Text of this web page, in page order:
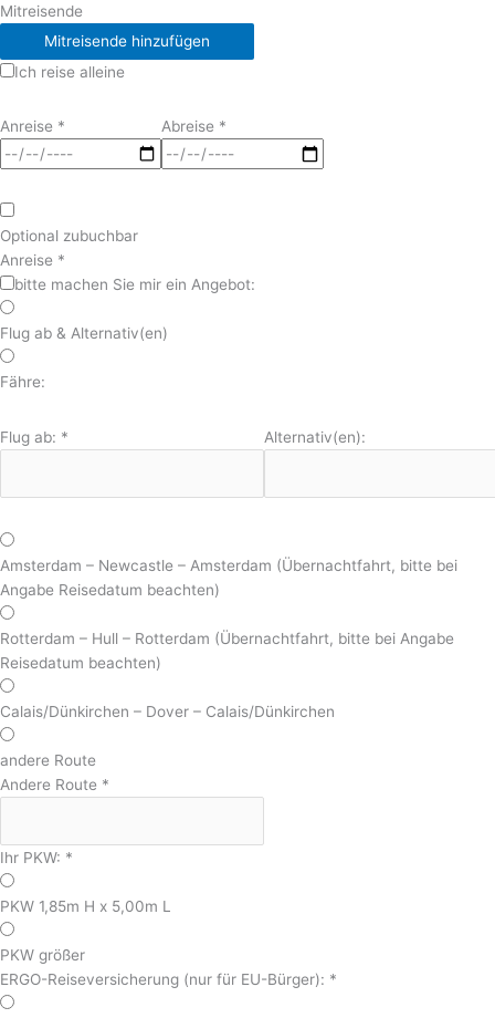
Mitreisende
Mitreisende hinzufügen
Ich reise alleine
Anreise * Abreise *
Optional zubuchbar
Anreise *
bitte machen Sie mir ein Angebot:
Flug ab & Alternativ(en)
Fähre:
Flug ab: * Alternativ(en):
Amsterdam – Newcastle – Amsterdam (Übernachtfahrt, bitte bei
Angabe Reisedatum beachten)
Rotterdam – Hull – Rotterdam (Übernachtfahrt, bitte bei Angabe
Reisedatum beachten)
Calais/Dünkirchen – Dover – Calais/Dünkirchen
andere Route
Andere Route *
Ihr PKW: *
PKW 1,85m H x 5,00m L
PKW größer
ERGO-Reiseversicherung (nur für EU-Bürger): *